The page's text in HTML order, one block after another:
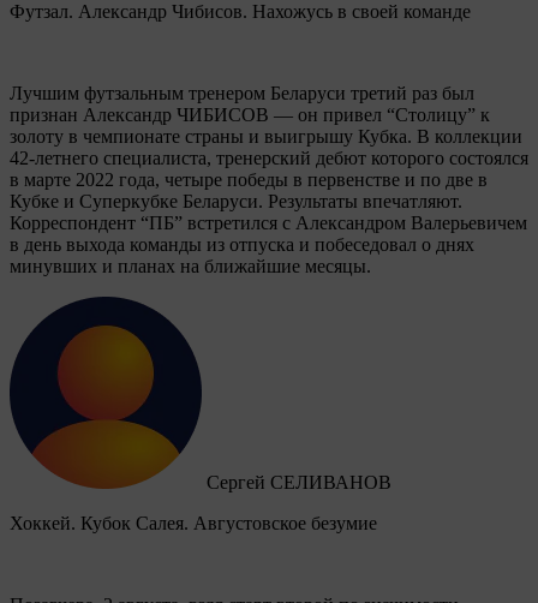
Футзал. Александр Чибисов. Нахожусь в своей команде
Лучшим футзальным тренером Беларуси третий раз был
признан Александр ЧИБИСОВ — он привел “Столицу” к
золоту в чемпионате страны и выигрышу Кубка. В коллекции
42-летнего специалиста, тренерский дебют которого состоялся
в марте 2022 года, четыре победы в первенстве и по две в
Кубке и Суперкубке Беларуси. Результаты впечатляют.
Корреспондент “ПБ” встретился с Александром Валерьевичем
в день выхода команды из отпуска и побеседовал о днях
минувших и планах на ближайшие месяцы.
Сергей СЕЛИВАНОВ
Хоккей. Кубок Салея. Августовское безумие